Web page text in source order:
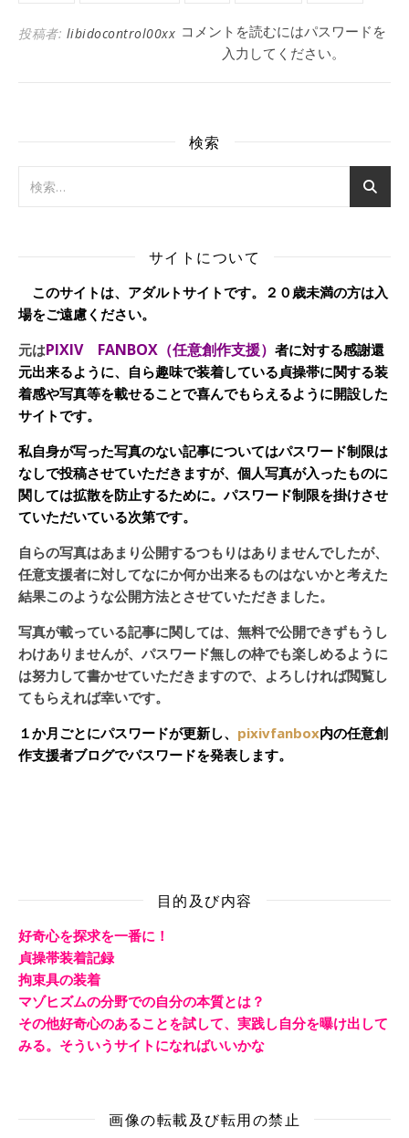
投稿者: libidocontrol00xx コメントを読むにはパスワードを
入力してください。
検索
サイトについて
このサイトは、アダルトサイトです。２０歳未満の方は入
場をご遠慮ください。
元はPIXIV FANBOX（任意創作支援） 者に対する感謝還
元出来るように、自ら趣味で装着している貞操帯に関する装
着感や写真等を載せることで喜んでもらえるように開設した
サイトです。
私自身が写った写真のない記事についてはパスワード制限は
なしで投稿させていただきますが、個人写真が入ったものに
関しては拡散を防止するために。パスワード制限を掛けさせ
ていただいている次第です。
自らの写真はあまり公開するつもりはありませんでしたが、
任意支援者に対してなにか何か出来るものはないかと考えた
結果このような公開方法とさせていただきました。
写真が載っている記事に関しては、無料で公開できずもうし
わけありませんが、パスワード無しの枠でも楽しめるように
は努力して書かせていただきますので、よろしければ閲覧し
てもらえれば幸いです。
１か月ごとにパスワードが更新し、 pixivfanbox内の任意創
作支援者ブログでパスワードを発表します。
目的及び内容
好奇心を探求を一番に！
貞操帯装着記録
拘束具の装着
マゾヒズムの分野での自分の本質とは？
その他好奇心のあることを試して、実践し自分を曝け出して
みる。そういうサイトになればいいかな
画像の転載及び転用の禁止